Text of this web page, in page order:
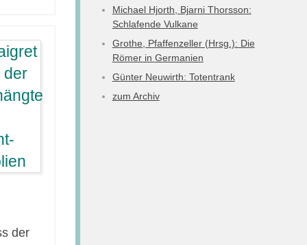
der
Michael Hjorth, Bjarni Thorsson:
Schlafende Vulkane
Grothe, Pfaffenzeller (Hrsg.): Die
Römer in Germanien
Günter Neuwirth: Totentrank
zum Archiv